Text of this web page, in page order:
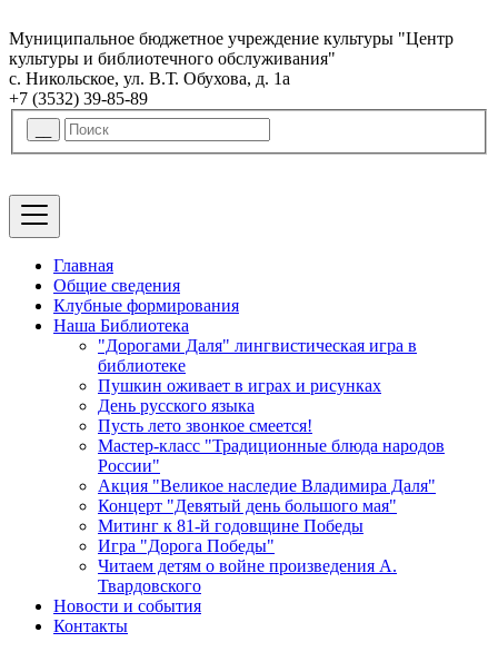
Муниципальное бюджетное учреждение культуры "Центр
культуры и библиотечного обслуживания"
с. Никольское, ул. В.Т. Обухова, д. 1а
+7 (3532) 39-85-89
Главная
Общие сведения
Клубные формирования
Наша Библиотека
"Дорогами Даля" лингвистическая игра в
библиотеке
Пушкин оживает в играх и рисунках
День русского языка
Пусть лето звонкое смеется!
Мастер-класс "Традиционные блюда народов
России"
Акция "Великое наследие Владимира Даля"
Концерт "Девятый день большого мая"
Митинг к 81-й годовщине Победы
Игра "Дорога Победы"
Читаем детям о войне произведения А.
Твардовского
Новости и события
Контакты